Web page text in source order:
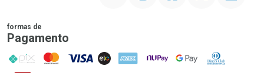
formas de
Pagamento
PIX MasterCard
VISA ELO AMEX NuPay Google PayDiners Club